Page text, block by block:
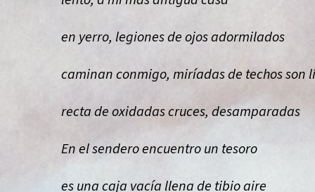
en yerro, legiones de ojos adormilados
caminan conmigo, miríadas de techos son
recta de oxidadas cruces, desamparadas
En el sendero encuentro un tesoro
es una caja vacía llena de tibio aire